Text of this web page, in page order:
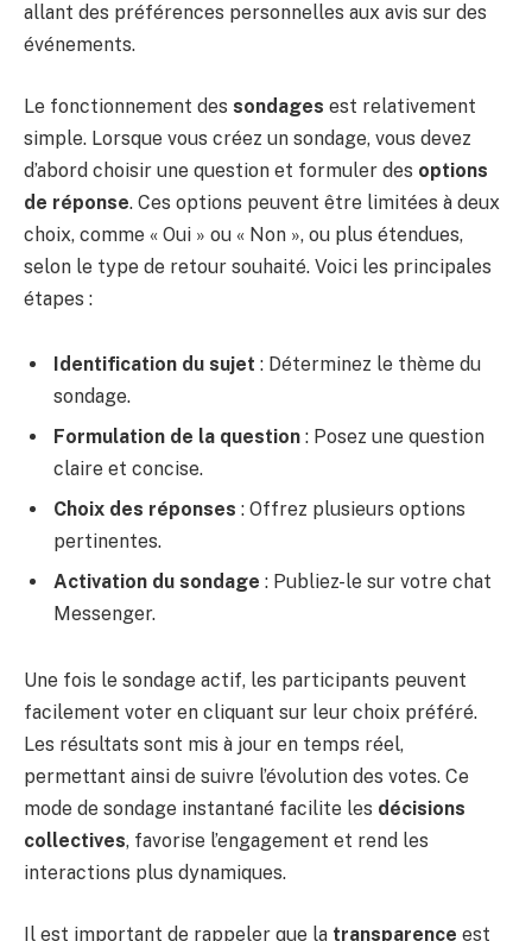
allant des préférences personnelles aux avis sur des
événements.
Le fonctionnement des sondages est relativement
simple. Lorsque vous créez un sondage, vous devez
d’abord choisir une question et formuler des options
de réponse. Ces options peuvent être limitées à deux
choix, comme « Oui » ou « Non », ou plus étendues,
selon le type de retour souhaité. Voici les principales
étapes :
Identification du sujet : Déterminez le thème du
sondage.
Formulation de la question : Posez une question
claire et concise.
Choix des réponses : Offrez plusieurs options
pertinentes.
Activation du sondage : Publiez-le sur votre chat
Messenger.
Une fois le sondage actif, les participants peuvent
facilement voter en cliquant sur leur choix préféré.
Les résultats sont mis à jour en temps réel,
permettant ainsi de suivre l’évolution des votes. Ce
mode de sondage instantané facilite les décisions
collectives, favorise l’engagement et rend les
interactions plus dynamiques.
Il est important de rappeler que la transparence est